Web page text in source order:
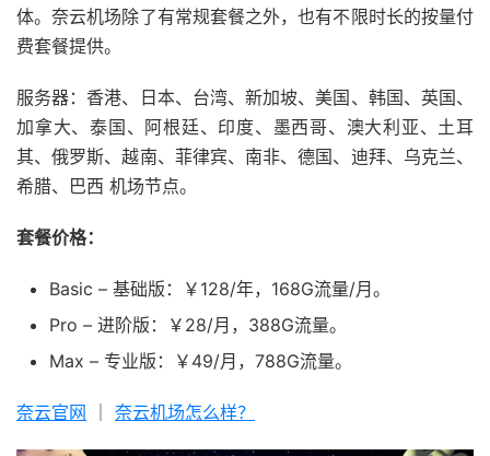
体。奈云机场除了有常规套餐之外，也有不限时长的按量付
费套餐提供。
服务器：香港、日本、台湾、新加坡、美国、韩国、英国、
加拿大、泰国、阿根廷、印度、墨西哥、澳大利亚、土耳
其、俄罗斯、越南、菲律宾、南非、德国、迪拜、乌克兰、
希腊、巴西 机场节点。
套餐价格：
Basic – 基础版：￥128/年，168G流量/月。
Pro – 进阶版：￥28/月，388G流量。
Max – 专业版：￥49/月，788G流量。
奈云官网 奈云机场怎么样？